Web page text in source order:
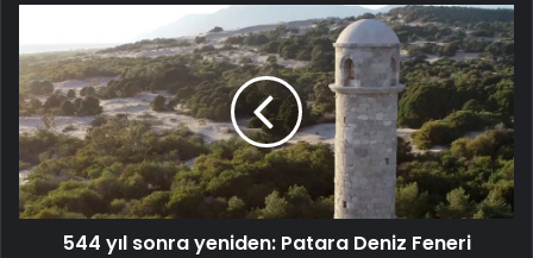
sonra
yeniden:
Patara
Deniz
Feneri
544 yıl sonra yeniden: Patara Deniz Feneri